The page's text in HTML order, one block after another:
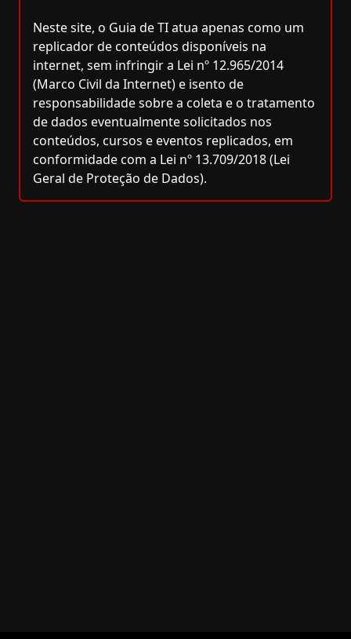
Neste site, o Guia de TI atua apenas como um
replicador de conteúdos disponíveis na
internet, sem infringir a Lei nº 12.965/2014
(Marco Civil da Internet) e isento de
responsabilidade sobre a coleta e o tratamento
de dados eventualmente solicitados nos
conteúdos, cursos e eventos replicados, em
conformidade com a Lei nº 13.709/2018 (Lei
Geral de Proteção de Dados).